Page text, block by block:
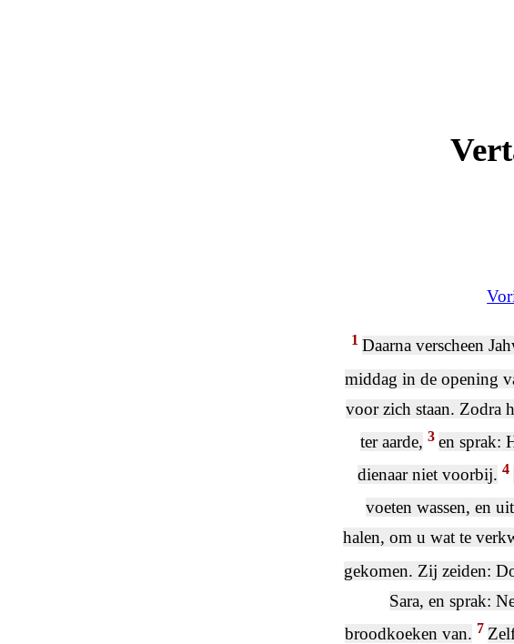
1Daarna verscheen
middag in de opening
voor zich staan. Zodra
ter aarde, 3 en sprak:
dienaar niet voorbij. 4
voeten wassen, en
halen, om u wat te
gekomen. Zij zeiden:
Sara, en sprak:
broodkoeken van. 7